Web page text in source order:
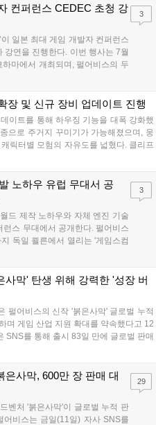
험 향상을 위한 다양한 변화를 적용했습
되어 게임 내에서 바로 확인할 수 있습
컨퍼런스 CEDEC 초청 강
일본 최대 게임 개발자 컨퍼런스
강연을 진행한다. 이번 행사는 7월
마에서 개최되며, 펄어비스의 두
‘붉은사막: 대규모 오픈월드 개
제와 해결 방안, 콘텐츠 제작 효율
하우를 공유할 예정이다. 자세한
서 확인 가능하다....
3
장 및 신규 장비 업데이트 진행
이트를 통해 하우징 기능을 대폭 강화했
으로 주거지 꾸미기가 가능해졌으며, 웅
릭터별 모험의 자유도를 넓혔다. 클리프
보스 재도전 시 설정이 유지되도록 편
....노하우 유럽 무대서 공
드 제작 노하우와 자체 엔진 기술
스 무대에서 공개한다. 펄어비스
독일 쾰른에서 열리는 '게임스컴
사막'을 주제로 두 개의 기술 세
3
사막' 탄생 위해 강력한 '성장 버
펄어비스의 신작 '붉은사막' 글로벌 누적
며 게임 산업 지원 확대를 약속했다고 12
SNS를 통해 출시 83일 만에 글로벌 판매
'의 성과를 놀라운 쾌거로 평가했다. 이
은사막, 600만 장 판매 대
벤처 '붉은사막'이 글로벌 누적 판
비스는 금일(11일) 자사 SNS를
29